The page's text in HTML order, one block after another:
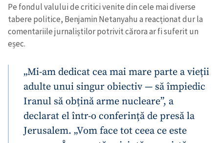
Pe fondul valului de critici venite din cele mai diverse
tabere politice, Benjamin Netanyahu a reacționat dur la
comentariile jurnaliștilor potrivit cărora ar fi suferit un
eșec.
„Mi-am dedicat cea mai mare parte a vieții
adulte unui singur obiectiv — să împiedic
Iranul să obțină arme nucleare”, a
declarat el într-o conferință de presă la
Jerusalem. „Vom face tot ceea ce este